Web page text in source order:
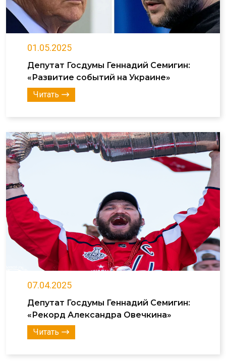
01.05.2025
Депутат Госдумы Геннадий Семигин:
«Развитие событий на Украине»
Читать
07.04.2025
Депутат Госдумы Геннадий Семигин:
«Рекорд Александра Овечкина»
Читать